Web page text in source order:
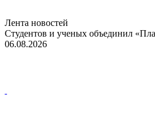
Лента новостей
Студентов и ученых объединил
06.08.2026